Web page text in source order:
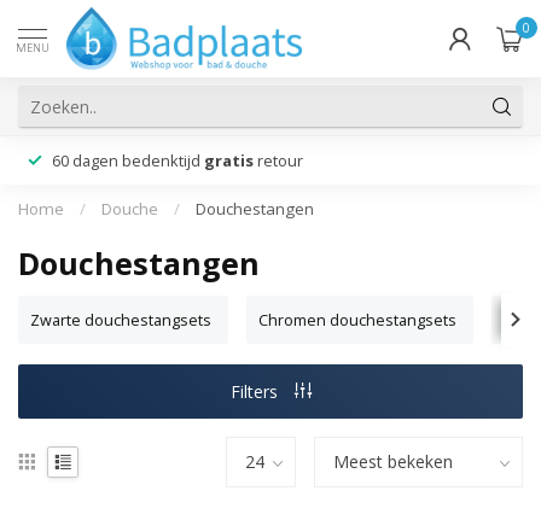
MENU
0
60 dagen bedenktijd gratis retour
Home / Douche / Douchestangen
Douchestangen
Zwarte douchestangsets Chromen douchestangsets Met
Filters